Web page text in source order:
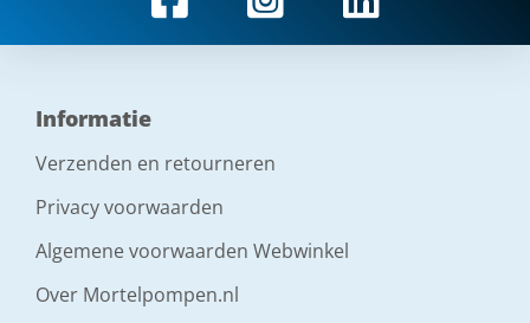
Informatie
Verzenden en retourneren
Privacy voorwaarden
Algemene voorwaarden Webwinkel
Over Mortelpompen.nl